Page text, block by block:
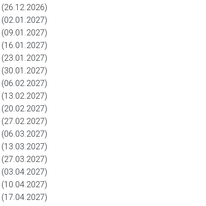
(26.12.2026)
(02.01.2027)
(09.01.2027)
(16.01.2027)
(23.01.2027)
(30.01.2027)
(06.02.2027)
(13.02.2027)
(20.02.2027)
(27.02.2027)
(06.03.2027)
(13.03.2027)
(27.03.2027)
(03.04.2027)
(10.04.2027)
(17.04.2027)